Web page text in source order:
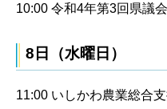
10:00 令和4年第3回県議
8日（水曜日）
11:00 いしかわ農業総合